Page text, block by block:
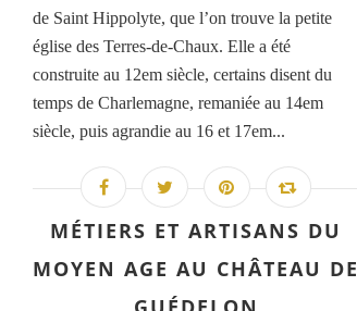
de Saint Hippolyte, que l’on trouve la petite
église des Terres-de-Chaux. Elle a été
construite au 12em siècle, certains disent du
temps de Charlemagne, remaniée au 14em
siècle, puis agrandie au 16 et 17em...
MÉTIERS ET ARTISANS DU
MOYEN AGE AU CHÂTEAU DE